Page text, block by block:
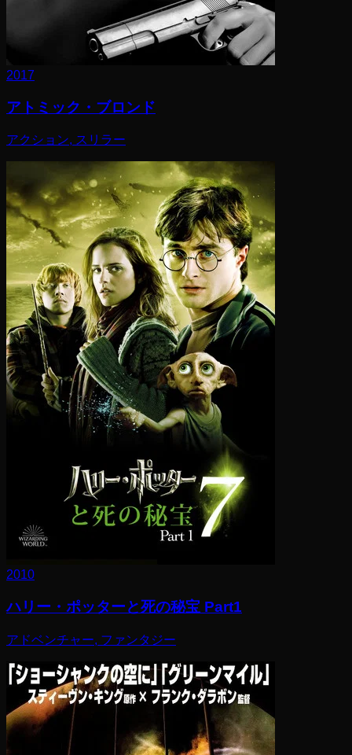
2017
アトミック・ブロンド
アクション, スリラー
2010
ハリー・ポッターと死の秘宝 Part1
アドベンチャー, ファンタジー